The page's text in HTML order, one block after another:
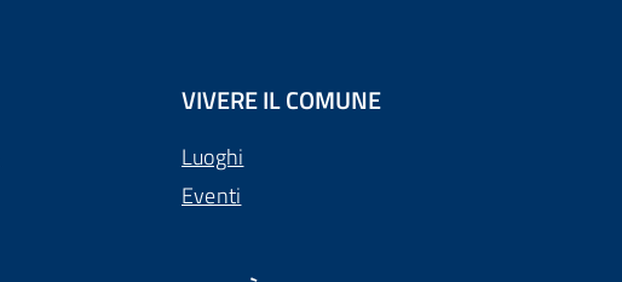
VIVERE IL COMUNE
Luoghi
Eventi